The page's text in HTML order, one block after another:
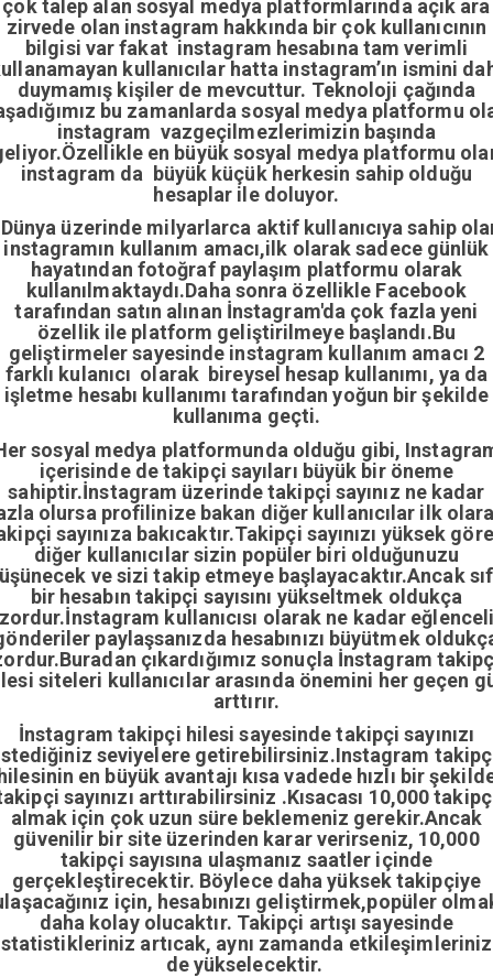
çok talep alan sosyal medya platformlarında açık ara
zirvede olan instagram hakkında bir çok kullanıcının
bilgisi var fakat instagram hesabına tam verimli
kullanıcılar hatta instagram’ın ismini
duymamış kişiler de mevcuttur. Teknoloji çağında
bu zamanlarda sosyal medya platformu
instagram vazgeçilmezlerimizin başında
en büyük sosyal medya platformu
instagram da büyük küçük herkesin sahip olduğu
hesaplar ile doluyor.
üzerinde milyarlarca aktif kullanıcıya sahip
instagramın kullanım amacı,ilk olarak sadece günlük
hayatından fotoğraf paylaşım platformu olarak
kullanılmaktaydı.Daha sonra özellikle Facebook
tarafından satın alınan İnstagram'da çok fazla yeni
özellik ile platform geliştirilmeye başlandı.Bu
geliştirmeler sayesinde instagram kullanım amacı 2
farklı kulanıcı olarak bireysel hesap kullanımı, ya da
işletme hesabı kullanımı tarafından yoğun bir şekilde
kullanıma geçti.
sosyal medya platformunda olduğu gibi,
içerisinde de takipçi sayıları büyük bir öneme
sahiptir.İnstagram üzerinde takipçi sayınız ne kadar
olursa profilinize bakan diğer kullanıcılar ilk
sayınıza bakıcaktır.Takipçi sayınızı yüksek
diğer kullanıcılar sizin popüler biri olduğunuzu
ve sizi takip etmeye başlayacaktır.Ancak
bir hesabın takipçi sayısını yükseltmek oldukça
kullanıcısı olarak ne kadar
paylaşsanızda hesabınızı büyütmek
çıkardığımız sonuçla İnstagram
siteleri kullanıcılar arasında önemini her geçen
arttırır.
İnstagram takipçi hilesi sayesinde takipçi sayınızı
seviyelere getirebilirsiniz.Instagram
en büyük avantajı kısa vadede hızlı bir
sayınızı arttırabilirsiniz .Kısacası 10,000
almak için çok uzun süre beklemeniz gerekir.Ancak
güvenilir bir site üzerinden karar verirseniz, 10,000
takipçi sayısına ulaşmanız saatler içinde
gerçekleştirecektir. Böylece daha yüksek takipçiye
için, hesabınızı geliştirmek,popüler
daha kolay olucaktır. Takipçi artışı sayesinde
artıcak, aynı zamanda
de yükselecektir.